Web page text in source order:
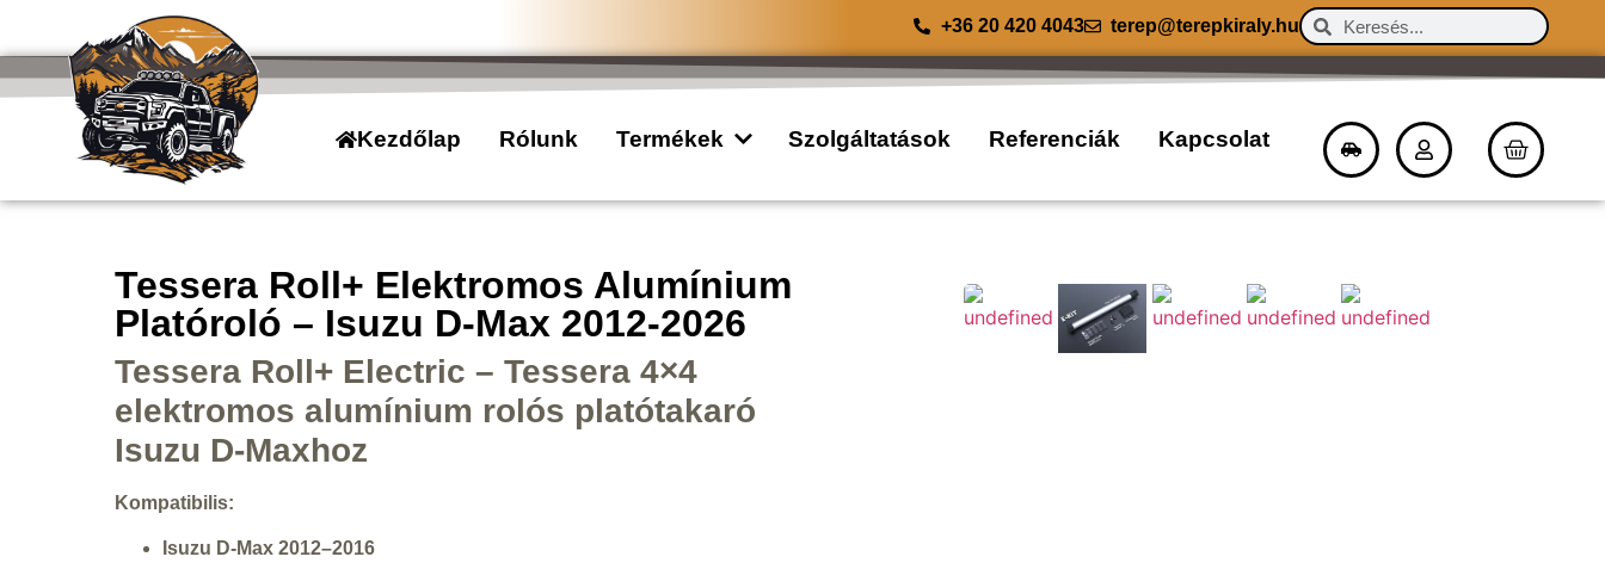
+36 20 420 4043 terep@terepkiraly.hu
Kezdőlap Rólunk Termékek Szolgáltatások Referenciák Kapcsolat
Tessera Roll+ Elektromos Alumínium
Platóroló – Isuzu D-Max 2012-2026
Tessera Roll+ Electric – Tessera 4×4
elektromos alumínium rolós platótakaró
Isuzu D-Maxhoz
Kompatibilis:
Isuzu D-Max 2012–2016